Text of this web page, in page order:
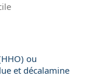
ou
et décalamine